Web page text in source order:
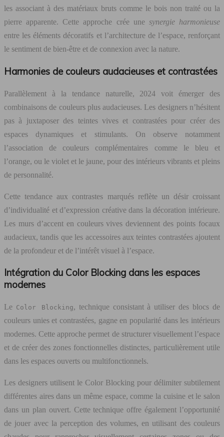
les associant à des matériaux bruts comme le bois non traité ou la
pierre apparente. Cette approche crée une synergie harmonieuse
entre les éléments décoratifs et l’architecture de l’espace, renforçant
le sentiment de bien-être et de connexion avec la nature.
Harmonies de couleurs audacieuses et contrastées
Parallèlement à la tendance naturelle, 2024 voit émerger des
combinaisons de couleurs plus audacieuses. Les designers n’hésitent
pas à juxtaposer des teintes vives et contrastées pour créer des
espaces dynamiques et stimulants. On observe notamment
l’association de couleurs complémentaires comme le bleu et
l’orange, ou le violet et le jaune, pour des intérieurs vibrants et pleins
de personnalité.
Cette tendance aux contrastes marqués reflète un désir croissant
d’individualité et d’expression créative dans la décoration intérieure.
Les murs d’accent en couleurs vives deviennent des points focaux
audacieux, tandis que les accessoires aux teintes contrastées ajoutent
de la profondeur et de l’intérêt visuel à l’espace.
Intégration du Color Blocking dans les espaces
modernes
Le Color Blocking, technique consistant à utiliser des blocs de
couleurs unies et contrastées, gagne en popularité dans les intérieurs
modernes. Cette approche permet de structurer visuellement l’espace
et de créer des zones fonctionnelles distinctes, particulièrement utile
dans les espaces ouverts ou multifonctionnels.
Les designers utilisent le Color Blocking pour délimiter subtilement
différentes aires dans un même espace, comme la cuisine et le salon
dans un plan ouvert. Cette technique offre également l’opportunité
de jouer avec la perception des volumes, en utilisant des couleurs